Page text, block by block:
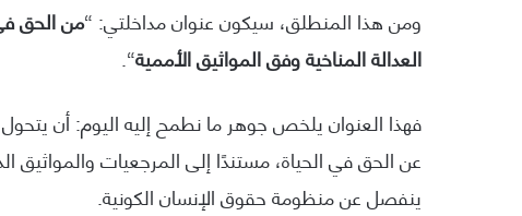
ومن هذا المنطلق، سيكون عنوان مداخلتي: “من الحق
العدالة المناخية وفق المواثيق الأممية“.
فهذا العنوان يلخص جوهر ما نطمح إليه اليوم: أن
عن الحق في الحياة، مستندًا إلى المرجعيات والمواثيق
ينفصل عن منظومة حقوق الإنسان الكونية.